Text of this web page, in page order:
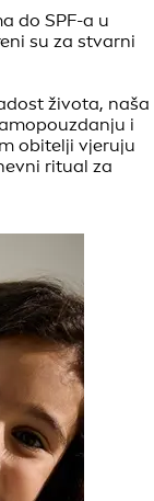
do SPF-a u
su za stvarni
života, naša
i
obitelji vjeruju
ritual za